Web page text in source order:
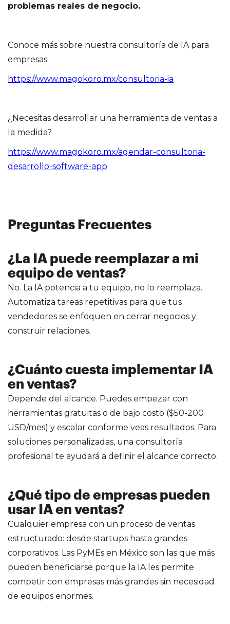
problemas reales de negocio.
Conoce más sobre nuestra consultoría de IA para
empresas:
https://www.magokoro.mx/consultoria-ia
¿Necesitas desarrollar una herramienta de ventas a
la medida?
https://www.magokoro.mx/agendar-consultoria-
desarrollo-software-app
Preguntas Frecuentes
¿La IA puede reemplazar a mi
equipo de ventas?
No. La IA potencia a tu equipo, no lo reemplaza.
Automatiza tareas repetitivas para que tus
vendedores se enfoquen en cerrar negocios y
construir relaciones.
¿Cuánto cuesta implementar IA
en ventas?
Depende del alcance. Puedes empezar con
herramientas gratuitas o de bajo costo ($50-200
USD/mes) y escalar conforme veas resultados. Para
soluciones personalizadas, una consultoría
profesional te ayudará a definir el alcance correcto.
¿Qué tipo de empresas pueden
usar IA en ventas?
Cualquier empresa con un proceso de ventas
estructurado: desde startups hasta grandes
corporativos. Las PyMEs en México son las que más
pueden beneficiarse porque la IA les permite
competir con empresas más grandes sin necesidad
de equipos enormes.